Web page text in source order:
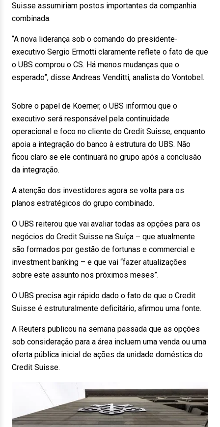
Suisse assumiriam postos importantes da companhia
combinada.
“A nova liderança sob o comando do presidente-
executivo Sergio Ermotti claramente reflete o fato de que
o UBS comprou o CS. Há menos mudanças que o
esperado”, disse Andreas Venditti, analista do Vontobel.
Sobre o papel de Koerner, o UBS informou que o
executivo será responsável pela continuidade
operacional e foco no cliente do Credit Suisse, enquanto
apoia a integração do banco à estrutura do UBS. Não
ficou claro se ele continuará no grupo após a conclusão
da integração.
A atenção dos investidores agora se volta para os
planos estratégicos do grupo combinado.
O UBS reiterou que vai avaliar todas as opções para os
negócios do Credit Suisse na Suíça – que atualmente
são formados por gestão de fortunas e commercial e
investment banking – e que vai “fazer atualizações
sobre este assunto nos próximos meses”.
O UBS precisa agir rápido dado o fato de que o Credit
Suisse é estruturalmente deficitário, afirmou uma fonte.
A Reuters publicou na semana passada que as opções
sob consideração para a área incluem uma venda ou uma
oferta pública inicial de ações da unidade doméstica do
Credit Suisse.